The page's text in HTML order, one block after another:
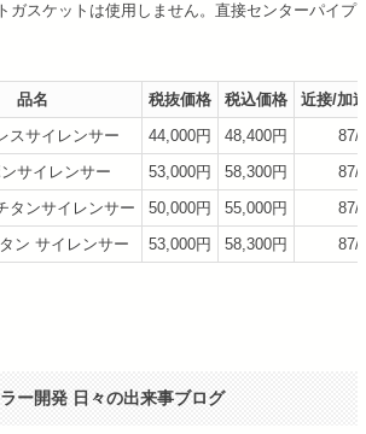
ガスケットは使用しません。直接センターパイプ
品名 税抜価格 税込価格
近接/加
スサイレンサー 44,000円 48,400円
87/
サイレンサー 53,000円 58,300円
87/
タンサイレンサー 50,000円 55,000円
87/
ン サイレンサー 53,000円 58,300円 87/
ー開発 日々の出来事ブログ